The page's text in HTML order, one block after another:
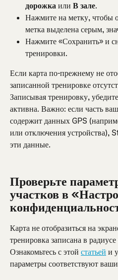
дорожка или В зале.
Нажмите на метку, чтобы
метка выделена серым,
Нажмите «Сохранить» и
тренировки.
Если карта по-прежнему не
записанной тренировке
Записывая тренировку,
активна. Важно: если часть
содержит данных GPS
или отключения устройства),
эти данные.
Проверьте
участков в
Карта не отобразиться на
тренировка записана в
Ознакомьтесь с этой статьей и
параметры соответствуют